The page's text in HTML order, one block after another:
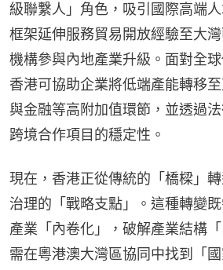
級聯繫人」角色，吸引國際高端
框架延伸服務貿易開放經驗至大
機構參與內地產業升級。面對全
香港可協助企業將低端產能轉移
與金融等高附加值環節，並透過
跨境合作項目的穩定性。
現在，香港正從傳統的「橋樑」
治理的「戰略支點」。這種轉變
產業「內卷化」，破解產業結構
需在粵港澳大灣區協同中找到「